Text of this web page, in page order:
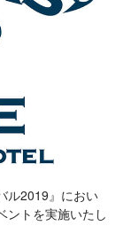
ル2019』におい
ントを実施いたし